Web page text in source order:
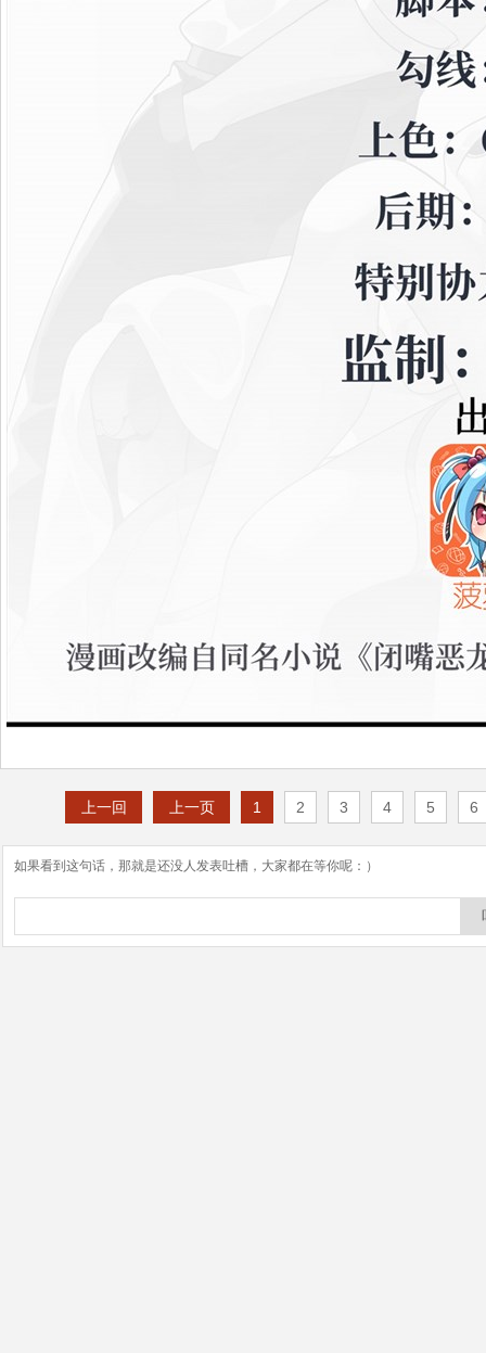
上一回 上一页 1 2 3 4 5 6
如果看到这句话，那就是还没人发表吐槽，大家都在等你呢：）